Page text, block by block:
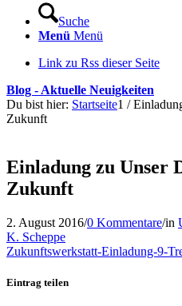
Suche
Menü Menü
Link zu Rss dieser Seite
Blog - Aktuelle Neuigkeiten
Du bist hier: Startseite1 /
Zukunft
Einladung zu Unser
Zukunft
2. August 2016/0 Kommentare/in
K. Scheppe
Zukunftswerkstatt-Einladung-9-
Eintrag teilen